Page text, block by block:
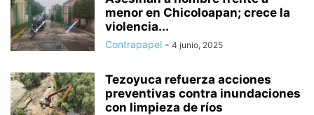
menor en Chicoloapan; crece la
violencia...
Contrapapel - 4 junio, 2025
Tezoyuca refuerza acciones
preventivas contra inundaciones
con limpieza de ríos